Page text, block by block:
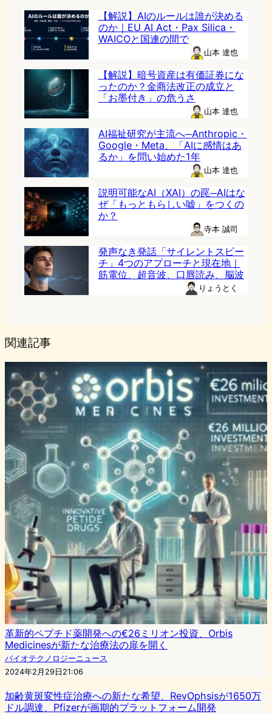
【解説】AIのルールは誰が決める
のか｜EU AI Act・Pax Silica・
WAICOと国連の間で
山本 達也
【解説】暗号資産は有価証券にな
ったのか？金商法改正の成立と
「お墨付き」の危うさ
山本 達也
AI福祉研究が主流へ─Anthropic・
Google・Meta、「AIに感情はあ
るか」を問い始めた1年
山本 達也
説明可能なAI（XAI）の罠─AIはな
ぜ「もっともらしい嘘」をつくの
か？
寺本 誠司
発声なき発話「サイレントスピー
チ」4つのアプローチと現在地｜
筋電位、超音波、口唇読み、脳波
りょうとく
関連記事
革新的ペプチド薬開発への€26ミリオン投資、Orbis
Medicinesが新たな治療法の扉を開く
バイオテクノロジーニュース
2024年2月29日21:06
加齢黄斑変性症治療への新たな希望、RevOphsisが1650万
ドル調達、Pfizerが画期的プラットフォーム開発